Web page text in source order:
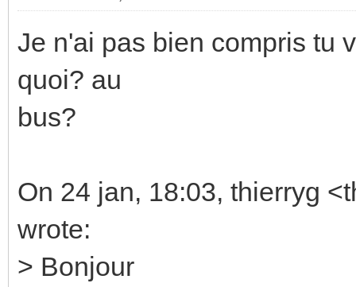
Je n'ai pas bien compris tu
quoi? au
bus?
On 24 jan, 18:03, thierryg
wrote:
> Bonjour